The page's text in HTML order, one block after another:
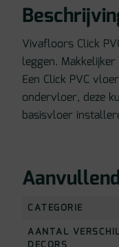
Vivafloors Click
leggen.
Een Click PVC
ondervloer, deze
basisvloer
CATEGORIE
AANTAL